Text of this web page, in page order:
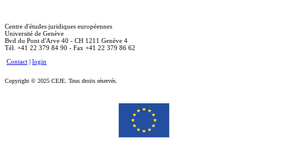
Centre d'études juridiques européennes
Université de Genève
Bvd du Pont d'Arve 40 - CH 1211 Genève 4
Tél. +41 22 379 84 90 - Fax +41 22 379 86 62
Contact | login
Copyright © 2025 CEJE. Tous droits réservés.